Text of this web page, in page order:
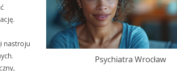
Psychiatra Wrocław
nastroju